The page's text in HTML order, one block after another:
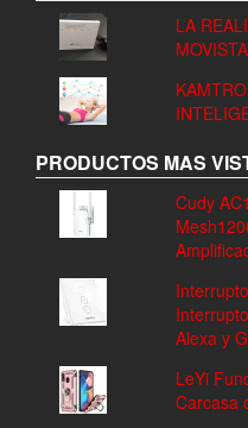
LA
PRODUCTOS MAS
Cudy
Alexa y
LeYi
Carcasa